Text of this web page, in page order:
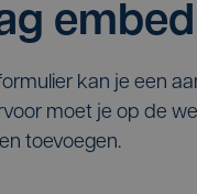
kan je een
moet je op de
toevoegen.